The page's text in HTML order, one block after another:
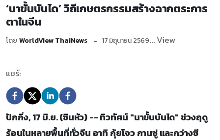
‘นาขั้นบันได’ วิถีเกษตรกรรมสร้างฉากตระการ
ตาในจีน
โดย WorldView ThaiNews 17 มิถุนายน 2569... View
แชร์:
ปักกิ่ง, 17 มิ.ย. (ซินหัว) -- ทิวทัศน์ "นาขั้นบันได" ช่วงฤดู
ร้อนในหลายพื้นที่ทั่วจีน อาทิ กุ้ยโจว กานซู่ และกว่างซี